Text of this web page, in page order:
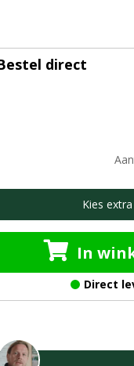
direct
Kies
In
Direct